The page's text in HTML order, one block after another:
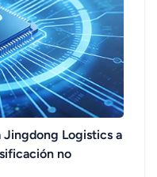
Jingdong Logistics a
no